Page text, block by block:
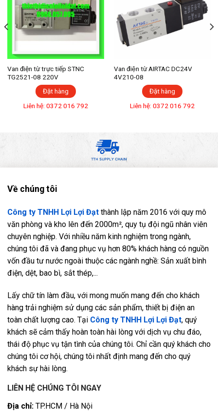
Van điện từ trực tiếp STNC
TG2521-08 220V
Đặt hàng
Liên hệ: 0372 016 792
Van điện từ AIRTAC DC24V
4V210-08
Đặt hàng
Liên hệ: 0372 016 792
Về chúng tôi
Công ty TNHH Lợi Lợi Đạt thành lập năm 2016 với quy mô
văn phòng và kho lên đến 2000m², quy tụ đội ngũ nhân viên
chuyên nghiệp. Với nhiều năm kinh nghiệm trong ngành,
chúng tôi đã và đang phục vụ hơn 80% khách hàng có nguồn
vốn đầu tư nước ngoài thuộc các ngành nghề: Sản xuất bình
điện, dệt, bao bì, sắt thép,...
Lấy chữ tín làm đầu, với mong muốn mang đến cho khách
hàng trải nghiệm sử dụng các sản phẩm, thiết bị điện an
toàn chất lượng cao. Tại Công ty TNHH Lợi Lợi Đạt, quý
khách sẽ cảm thấy hoàn toàn hài lòng với dịch vụ chu đáo,
thái độ phục vụ tận tình của chúng tôi. Chỉ cần quý khách cho
chúng tôi cơ hội, chúng tôi nhất định mang đến cho quý
khách sự hài lòng.
LIÊN HỆ CHÚNG TÔI NGAY
Địa chỉ: TP.HCM / Hà Nội